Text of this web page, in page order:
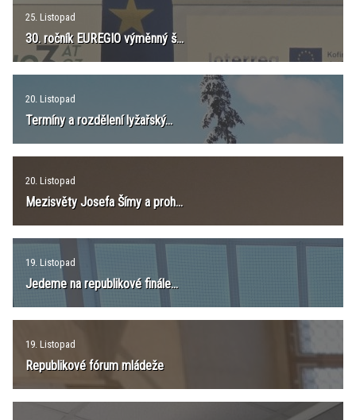
25. Listopad
30. ročník EUREGIO výměnný š...
20. Listopad
Termíny a rozdělení lyžařský...
20. Listopad
Mezisvěty Josefa Šímy a proh...
19. Listopad
Jedeme na republikové finále...
19. Listopad
Republikové fórum mládeže